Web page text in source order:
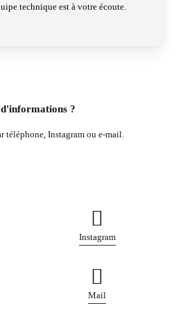
technique est à votre écoute.
d'informations ?
téléphone, Instagram ou e-mail.
Instagram
Mail